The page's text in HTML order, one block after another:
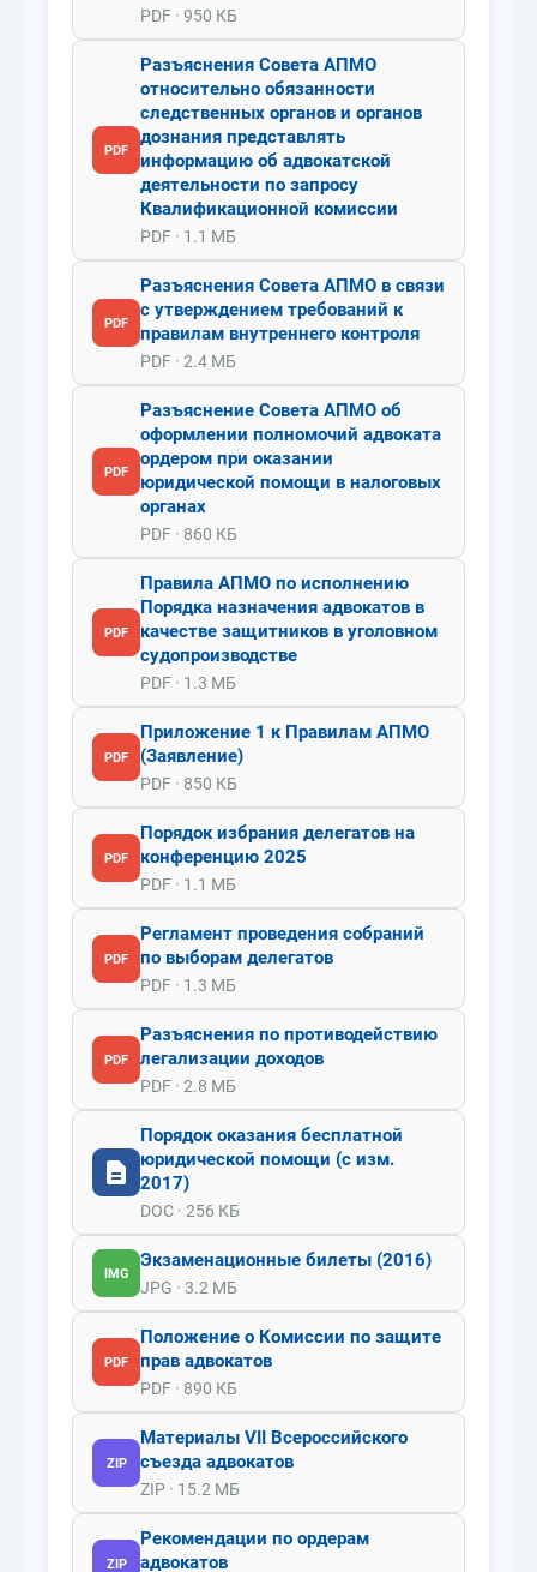
PDF · 950 КБ
PDF
Разъяснения Совета АПМО
относительно обязанности
следственных органов и органов
дознания представлять
информацию об адвокатской
деятельности по запросу
Квалификационной комиссии
PDF · 1.1 МБ
PDF
Разъяснения Совета АПМО в связи
с утверждением требований к
правилам внутреннего контроля
PDF · 2.4 МБ
PDF
Разъяснение Совета АПМО об
оформлении полномочий адвоката
ордером при оказании
юридической помощи в налоговых
органах
PDF · 860 КБ
PDF
Правила АПМО по исполнению
Порядка назначения адвокатов в
качестве защитников в уголовном
судопроизводстве
PDF · 1.3 МБ
PDF
Приложение 1 к Правилам АПМО
(Заявление)
PDF · 850 КБ
PDF
Порядок избрания делегатов на
конференцию 2025
PDF · 1.1 МБ
PDF
Регламент проведения собраний
по выборам делегатов
PDF · 1.3 МБ
PDF
Разъяснения по противодействию
легализации доходов
PDF · 2.8 МБ
Порядок оказания бесплатной
юридической помощи (с изм.
2017)
DOC · 256 КБ
IMG
Экзаменационные билеты (2016)
JPG · 3.2 МБ
PDF
Положение о Комиссии по защите
прав адвокатов
PDF · 890 КБ
ZIP
Материалы VII Всероссийского
съезда адвокатов
ZIP · 15.2 МБ
ZIP
Рекомендации по ордерам
адвокатов